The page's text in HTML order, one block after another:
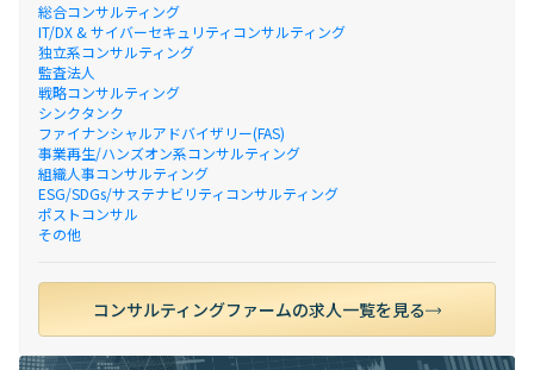
総合コンサルティング
IT/DX & サイバーセキュリティコンサルティング
独立系コンサルティング
監査法人
戦略コンサルティング
シンクタンク
ファイナンシャルアドバイザリー(FAS)
事業再生/ハンズオン系コンサルティング
組織人事コンサルティング
ESG/SDGs/サステナビリティコンサルティング
ポストコンサル
その他
コンサルティングファームの求人一覧を見る